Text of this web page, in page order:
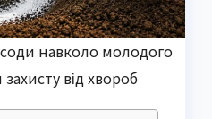
навколо молодого
від хвороб